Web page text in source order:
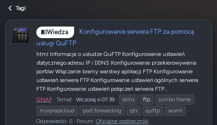
Tagi
Wiedza
Konfigurowanie serwera FTP za pomocą
usługi QuFTP
html Informacje o usłudze QuFTP Konfigurowanie ustawień
statycznego adresu IP i DDNS Konfigurowanie przekierowywania
portów Włączanie bramy warstwy aplikacji FTP Konfigurowanie
ustawień serwera FTP Konfigurowanie ustawień ogólnych serwera
FTP Konfigurowanie ustawień połączeń serwera FTP...
QNAP
Temat Wczoraj o 07:39 ddns ftp
jumbo frame
myqnapcloud
port forwarding qts quftp
worm
Odpowiedzi: 0
Forum: Oficjalne podręczniki